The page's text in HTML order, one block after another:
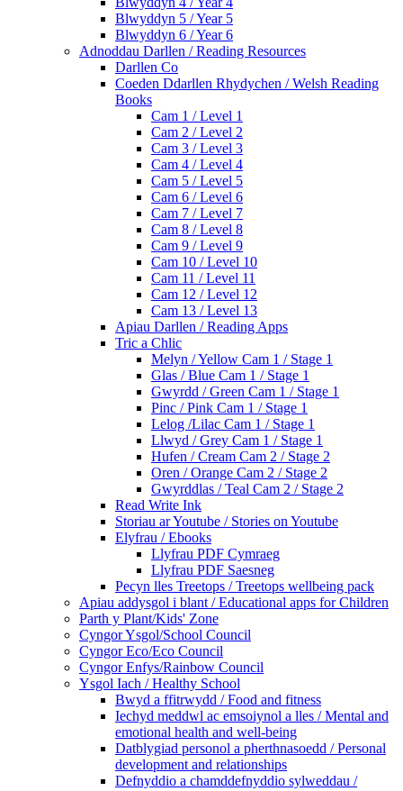
Blwyddyn 5 / Year 5
Blwyddyn 6 / Year 6
Adnoddau Darllen / Reading Resources
Darllen Co
Coeden Ddarllen Rhydychen / Welsh Reading
Books
Cam 1 / Level 1
Cam 2 / Level 2
Cam 3 / Level 3
Cam 4 / Level 4
Cam 5 / Level 5
Cam 6 / Level 6
Cam 7 / Level 7
Cam 8 / Level 8
Cam 9 / Level 9
Cam 10 / Level 10
Cam 11 / Level 11
Cam 12 / Level 12
Cam 13 / Level 13
Apiau Darllen / Reading Apps
Tric a Chlic
Melyn / Yellow Cam 1 / Stage 1
Glas / Blue Cam 1 / Stage 1
Gwyrdd / Green Cam 1 / Stage 1
Pinc / Pink Cam 1 / Stage 1
Lelog /Lilac Cam 1 / Stage 1
Llwyd / Grey Cam 1 / Stage 1
Hufen / Cream Cam 2 / Stage 2
Oren / Orange Cam 2 / Stage 2
Gwyrddlas / Teal Cam 2 / Stage 2
Read Write Ink
Storiau ar Youtube / Stories on Youtube
Elyfrau / Ebooks
Llyfrau PDF Cymraeg
Llyfrau PDF Saesneg
Pecyn lles Treetops / Treetops wellbeing pack
Apiau addysgol i blant / Educational apps for Children
Parth y Plant/Kids' Zone
Cyngor Ysgol/School Council
Cyngor Eco/Eco Council
Cyngor Enfys/Rainbow Council
Ysgol Iach / Healthy School
Bwyd a ffitrwydd / Food and fitness
Iechyd meddwl ac emsoiynol a lles / Mental and
emotional health and well-being
Datblygiad personol a pherthnasoedd / Personal
development and relationships
Defnyddio a chamddefnyddio sylweddau /